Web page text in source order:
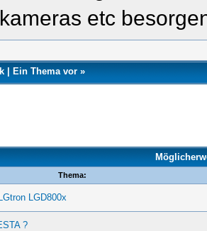
etc
| Ein Thema vor »
Thema:
LGD800x
?